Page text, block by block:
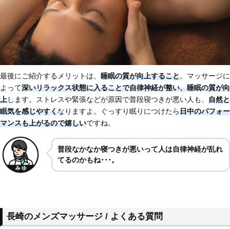
最後にご紹介するメリットは、 睡眠の質が向上すること。マッサージに
よって深いリラックス状態に入ることで自律神経が整い、睡眠の質が向
上します。ストレスや緊張などが原因で普段寝つきが悪い人も、 自然と
眠気を感じやすくなりますよ。ぐっすり眠りにつけたら日中のパフォー
マンスも上がるので嬉しいですね。
普段なかなか寝つきが悪いって人は自律神経が乱れ
てるのかもね･･･。
長崎のメンズマッサージ / よくある質問